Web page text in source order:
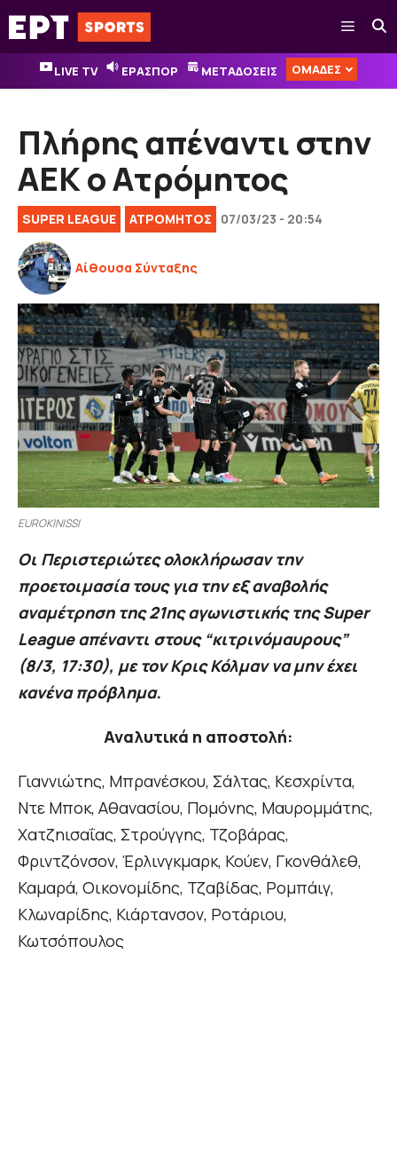
Μετάβαση
σε
περιεχόμενο
Μενού
LIVE TV ΕΡΑΣΠΟΡ ΜΕΤΑΔΟΣΕΙΣ ΟΜΑΔΕΣ
Πλήρης απέναντι στην
ΑΕΚ ο Ατρόμητος
SUPER LEAGUE ΑΤΡΟΜΗΤΟΣ 07/03/23 - 20:54
Αίθουσα Σύνταξης
EUROKINISSI
Οι Περιστεριώτες ολοκλήρωσαν την
προετοιμασία τους για την εξ αναβολής
αναμέτρηση της 21ης αγωνιστικής της Super
League απέναντι στους “κιτρινόμαυρους”
(8/3, 17:30), με τον Κρις Κόλμαν να μην έχει
κανένα πρόβλημα.
Αναλυτικά η αποστολή:
Γιαννιώτης, Μπρανέσκου, Σάλτας, Κεσχρίντα,
Ντε Μποκ, Αθανασίου, Πομόνης, Μαυρομμάτης,
Χατζηισαΐας, Στρούγγης, Τζοβάρας,
Φριντζόνσον, Έρλινγκμαρκ, Κούεν, Γκονθάλεθ,
Καμαρά, Οικονομίδης, Τζαβίδας, Ρομπάιγ,
Κλωναρίδης, Κιάρτανσον, Ροτάριου,
Κωτσόπουλος